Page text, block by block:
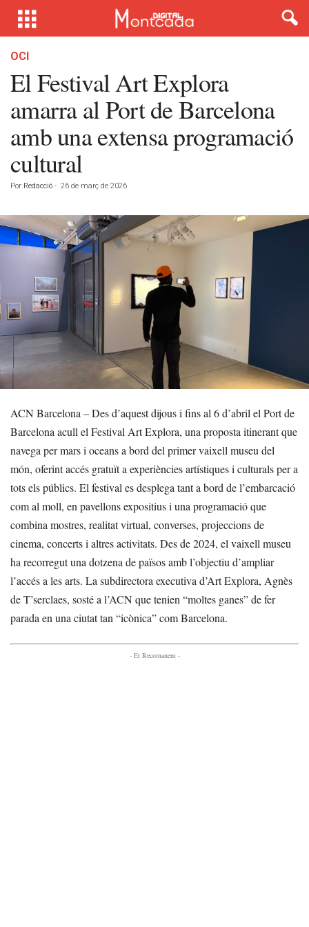
OCI
El Festival Art Explora
amarra al Port de Barcelona
amb una extensa programació
cultural
Por Redacció - 26 de març de 2026
ACN Barcelona – Des d’aquest dijous i fins al 6 d’abril el Port de
Barcelona acull el Festival Art Explora, una proposta itinerant que
navega per mars i oceans a bord del primer vaixell museu del
món, oferint accés gratuït a experiències artístiques i culturals per a
tots els públics. El festival es desplega tant a bord de l’embarcació
com al moll, en pavellons expositius i una programació que
combina mostres, realitat virtual, converses, projeccions de
cinema, concerts i altres activitats. Des de 2024, el vaixell museu
ha recorregut una dotzena de països amb l’objectiu d’ampliar
l’accés a les arts. La subdirectora executiva d’Art Explora, Agnès
de T’serclaes, sosté a l’ACN que tenien “moltes ganes” de fer
parada en una ciutat tan “icònica” com Barcelona.
- Et Recomanem -